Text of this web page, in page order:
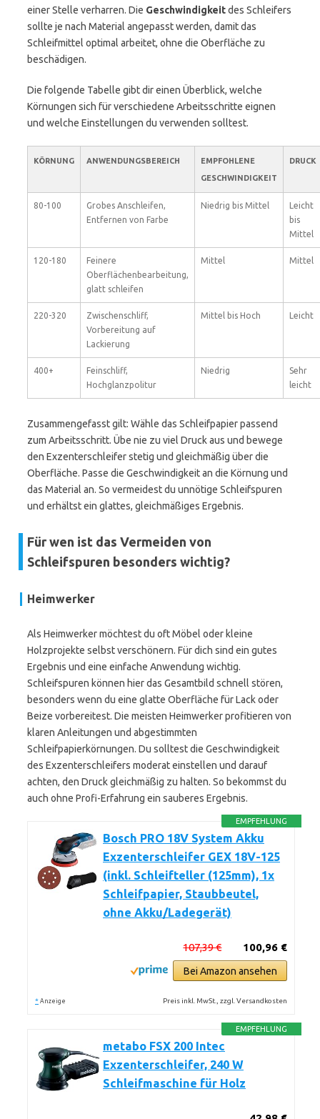
einer Stelle verharren. Die Geschwindigkeitdes Schleifers
sollte je nach Material angepasst werden, damit das
Schleifmittel optimal arbeitet, ohne die Oberfläche zu
beschädigen.
Die folgende Tabelle gibt dir einen Überblick, welche
Körnungen sich für verschiedene Arbeitsschritte eignen
und welche Einstellungen du verwenden solltest.
KÖRNUNG ANWENDUNGSBEREICH
EMPFOHLENE
GESCHWINDIGKEIT
DRUCK
80-100
Grobes Anschleifen,
Entfernen von Farbe
Niedrig bis Mittel
Leicht
bis
Mittel
120-180
Feinere
Oberflächenbearbeitung,
glatt schleifen
Mittel Mittel
220-320
Zwischenschliff,
Vorbereitung auf
Lackierung
Mittel bis Hoch Leicht
400+
Feinschliff,
Hochglanzpolitur
Niedrig
Sehr
leicht
Zusammengefasst gilt: Wähle das Schleifpapier passend
zum Arbeitsschritt. Übe nie zu viel Druck aus und bewege
den Exzenterschleifer stetig und gleichmäßig über die
Oberfläche. Passe die Geschwindigkeit an die Körnung und
das Material an. So vermeidest du unnötige Schleifspuren
und erhältst ein glattes, gleichmäßiges Ergebnis.
Für wen ist das Vermeiden von
Schleifspuren besonders wichtig?
Heimwerker
Als Heimwerker möchtest du oft Möbel oder kleine
Holzprojekte selbst verschönern. Für dich sind ein gutes
Ergebnis und eine einfache Anwendung wichtig.
Schleifspuren können hier das Gesamtbild schnell stören,
besonders wenn du eine glatte Oberfläche für Lack oder
Beize vorbereitest. Die meisten Heimwerker profitieren von
klaren Anleitungen und abgestimmten
Schleifpapierkörnungen. Du solltest die Geschwindigkeit
des Exzenterschleifers moderat einstellen und darauf
achten, den Druck gleichmäßig zu halten. So bekommst du
auch ohne Profi-Erfahrung ein sauberes Ergebnis.
EMPFEHLUNG
Bosch PRO 18V System Akku
Exzenterschleifer GEX 18V-125
(inkl. Schleifteller (125mm), 1x
Schleifpapier, Staubbeutel,
ohne Akku/Ladegerät)
100,96 €
107,39 €
Bei Amazon ansehen
* Anzeige Preis inkl. MwSt., zzgl. Versandkosten
EMPFEHLUNG
metabo FSX 200 Intec
Exzenterschleifer, 240 W
Schleifmaschine für Holz